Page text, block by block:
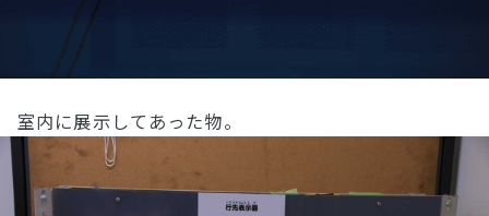
室内に展示してあった物。